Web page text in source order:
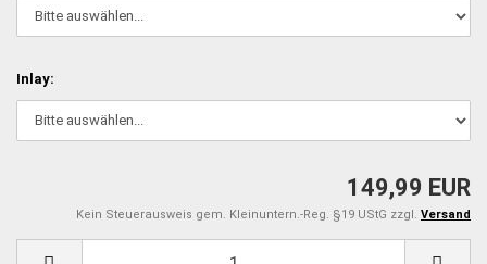
Inlay:
149,99 EUR
Kein Steuerausweis gem. Kleinuntern.-Reg. §19 UStG zzgl. Versand